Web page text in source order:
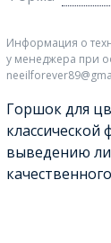
Информация о
у менеджера при
Горшок для
выведению